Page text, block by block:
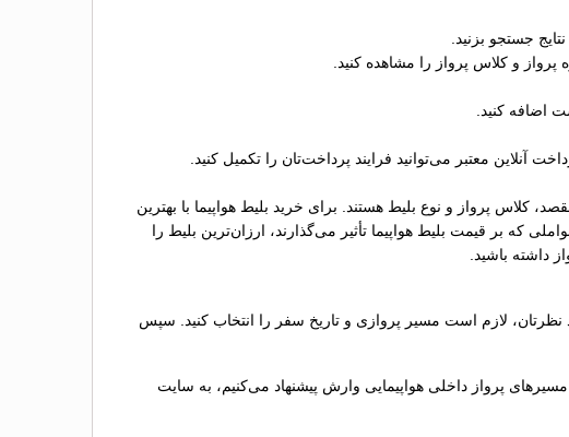
جستجو بزنید.
و کلاس پرواز را مشاهده کنید.
اضافه کنید.
معتبر می‌توانید فرایند پرداخت‌تان را تکمیل کنید.
کلاس پرواز و نوع بلیط هستند. برای خرید بلیط هواپیما با بهترین
که بر قیمت بلیط هواپیما تأثیر می‌گذارند، ارزان‌ترین بلیط را
داشته باشید.
لازم است مسیر پروازی و تاریخ سفر را انتخاب کنید. سپس
پرواز داخلی هواپیمایی وارش پیشنهاد می‌کنیم، به سایت